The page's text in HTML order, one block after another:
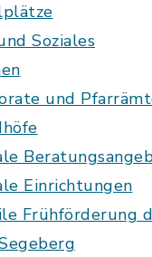
Soziales
und
Einrichtungen
Frühförderung